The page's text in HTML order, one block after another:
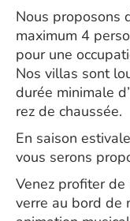
Nous proposons
maximum 4
pour une
Nos villas sont
durée minimale
rez de chaussée.
En saison
vous serons
Venez profiter
verre au bord de